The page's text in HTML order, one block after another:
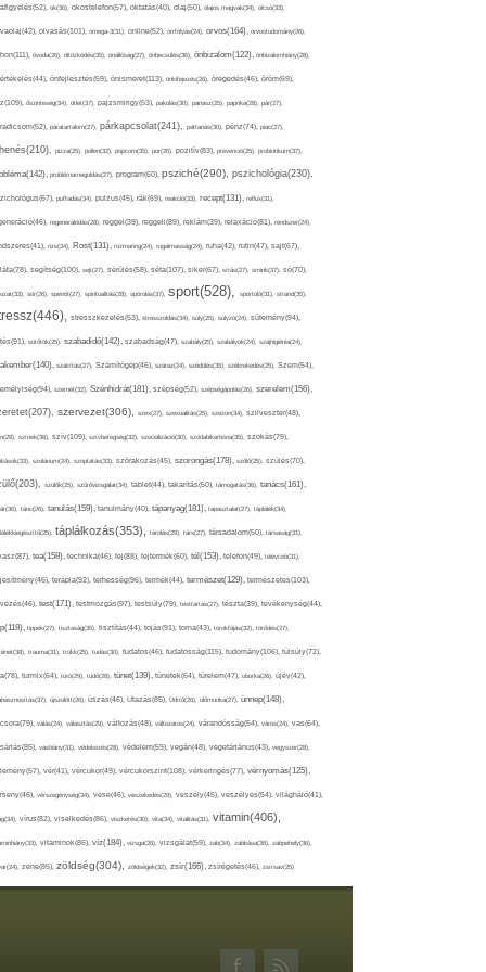
ok(36), okostelefon(57), oktatás(40), olaj(50), olajos magvak(34), olcsó(33),
olvasás(101), omega-3(31), online(52), orrfolyás(24), orvos(164), orvostudomány(26),
óvoda(26), öltözködés(35), önállóság(27), önbecsülés(36), önbizalom(122), önbizalomhiány(28),
önfejlesztés(59), önismeret(113), önkifejezés(26), öregedés(46), öröm(69),
őszinteség(34), ötlet(37), pajzsmirigy(53), pakolás(30), panasz(25), paprika(28), pár(27),
páratartalom(27), párkapcsolat(241), pattanás(30), pénz(74), piac(27),
pizza(25), pollen(32), popcorn(35), por(26), pozitív(83), prevenció(25), probiotikum(37),
problémamegoldás(27), program(60), psziché(290), pszichológia(230),
puffadás(34), pulzus(45), rák(69), reakció(33), recept(131), reflux(31),
regenerálódás(28), reggel(39), reggeli(89), reklám(39), relaxáció(81), rendszer(24),
rizs(34), Rost(131), rozmaring(24), rugalmasság(24), ruha(42), rutin(47), sajt(67),
segítség(100), sejt(27), sérülés(58), séta(107), siker(67), sírás(27), smink(37), só(70),
sör(26), spenót(27), spiritualitás(28), spórolás(37), sport(528), sportoló(31), strand(35),
stresszkezelés(53), stresszoldás(34), súly(25), súlyzó(24), sütemény(94),
sütőtök(25), szabadidő(142), szabadság(47), szabály(25), szabályok(24), szájhigiénia(24),
szakítás(27), Számítógép(46), száraz(24), szédülés(35), székrekedés(25), Szem(54),
szemét(32), Szénhidrát(181), szépség(52), szépségápolás(26), szerelem(156),
szervezet(306), szex(27), szexualitás(25), szezon(34), szilveszter(48),
színek(36), szív(109), szívbetegség(32), szocializáció(30), szódabikarbóna(35), szokás(79),
szolárium(24), szoptatás(33), szórakozás(45), szorongás(178), szőlő(25), szülés(70),
szülők(25), szűrővizsgálat(34), tablet(44), takarítás(50), támogatás(36), tanács(161),
tánc(26), tanulás(159), tanulmány(40), tápanyag(181), tapasztalat(27), táplálék(34),
táplálkozás(353), tárolás(29), társ(27), társadalom(50), társaság(31),
tea(158), technika(46), tej(88), tejtermék(60), tél(153), telefon(49), televízió(31),
terápia(92), terhesség(96), termék(44), természet(129), természetes(103),
test(171), testmozgás(97), testsúly(79), testtartás(27), tészta(39), tevékenység(44),
tippek(27), tisztaság(35), tisztítás(44), tojás(91), torna(43), torokfájás(32), törődés(27),
trauma(31), trükk(25), tudás(30), tudatos(46), tudatosság(115), tudomány(106), túlsúly(72),
turmix(64), túró(29), tüdő(28), tünet(139), tünetek(64), türelem(47), uborka(26), újév(42),
újszülött(26), úszás(46), Utazás(85), Üdítő(26), ülőmunka(27), ünnep(148),
válás(24), választás(29), változás(48), változatos(24), várandósság(54), város(24), vas(64),
vashiány(31), védekezés(28), védelem(59), vegán(48), vegetáriánus(43), vegyszer(28),
vér(41), vércukor(49), vércukorszint(108), vérkeringés(77), vérnyomás(125),
vérszegénység(34), vese(46), veszekedés(29), veszély(45), veszélyes(54), világháló(41),
vírus(82), viselkedés(86), viszketés(30), vita(34), vitalitás(31), vitamin(406),
vitaminok(86), víz(184), vizsga(26), vizsgálat(59), zab(34), zabkása(36), zabpehely(36),
zene(85), zöldség(304), zöldségek(32), zsír(166), zsírégetés(46), zsírsav(25)